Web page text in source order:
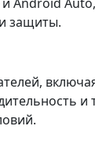
защиты.
и